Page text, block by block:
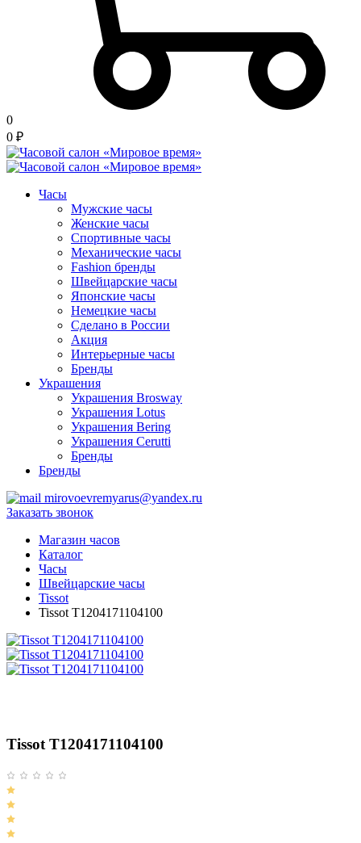
0
0 ₽
Часы
Мужские часы
Женские часы
Спортивные часы
Механические часы
Fashion бренды
Швейцарские часы
Японские часы
Немецкие часы
Сделано в России
Акция
Интерьерные часы
Бренды
Украшения
Украшения Brosway
Украшения Lotus
Украшения Bering
Украшения Cerutti
Бренды
Бренды
mirovoevremyarus@yandex.ru
Заказать звонок
Магазин часов
Каталог
Часы
Швейцарские часы
Tissot
Tissot T1204171104100
Tissot T1204171104100